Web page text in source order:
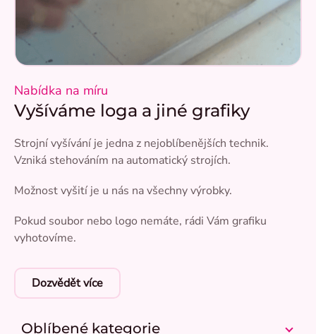
Nabídka na míru
Vyšíváme loga a jiné grafiky
Strojní vyšívání je jedna z nejoblíbenějších technik.
Vzniká stehováním na automatický strojích.
Možnost vyšití je u nás na všechny výrobky.
Pokud soubor nebo logo nemáte, rádi Vám grafiku
vyhotovíme.
Dozvědět více
Oblíbené kategorie